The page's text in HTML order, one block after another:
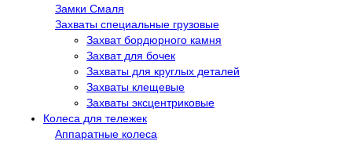
Замки Смаля
Захваты специальные грузовые
Захват бордюрного камня
Захват для бочек
Захваты для круглых деталей
Захваты клещевые
Захваты эксцентриковые
Колеса для тележек
Аппаратные колеса